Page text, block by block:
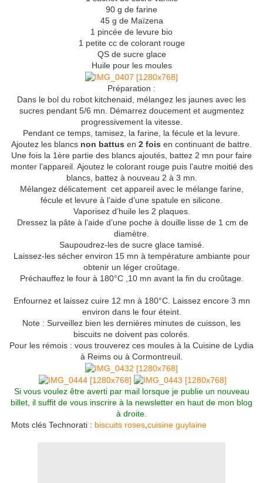
90 g de farine
45 g de Maïzena
1 pincée de levure bio
1 petite cc de colorant rouge
QS de sucre glace
Huile pour les moules
Préparation :
Dans le bol du robot kitchenaid, mélangez les jaunes avec les
sucres pendant 5/6 mn. Démarrez doucement et augmentez
progressivement la vitesse.
Pendant ce temps, tamisez, la farine, la fécule et la levure.
Ajoutez les blancs non battus en 2 fois en continuant de battre.
Une fois la 1ère partie des blancs ajoutés, battez 2 mn pour faire
monter l’appareil. Ajoutez le colorant rouge puis l’autre moitié des
blancs, battez à nouveau 2 à 3 mn.
Mélangez délicatement cet appareil avec le mélange farine,
fécule et levure à l’aide d’une spatule en silicone.
Vaporisez d’huile les 2 plaques.
Dressez la pâte à l’aide d’une poche à douille lisse de 1 cm de
diamètre.
Saupoudrez-les de sucre glace tamisé.
Laissez-les sécher environ 15 mn à température ambiante pour
obtenir un léger croûtage.
Préchauffez le four à 180°C ,10 mn avant la fin du croûtage.
Enfournez et laissez cuire 12 mn à 180°C. Laissez encore 3 mn
environ dans le four éteint.
Note : Surveillez bien les dernières minutes de cuisson, les
biscuits ne doivent pas colorés.
Pour les rémois : vous trouverez ces moules à la Cuisine de Lydia
à Reims ou à Cormontreuil.
Si vous voulez être averti par mail lorsque je publie un nouveau
billet, il suffit de vous inscrire à la newsletter en haut de mon blog
à droite.
Mots clés Technorati : biscuits roses, cuisine guylaine